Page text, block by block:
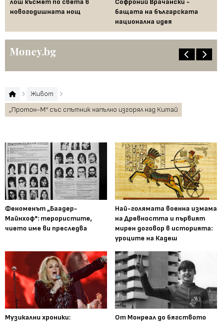
новогодишната нощ
бащата на българската
национална идея
Money.bg
Живот
„Протон-М“ със спътник напълно изгорял над Китай
Феноменът „Баадер-
Майнхоф": терористите,
чието име ви преследва
Най-голямата военна измама
на Древността и първият
мирен договор в историята:
уроците на Кадеш
Музикални хроники:
От Монреал до бягството